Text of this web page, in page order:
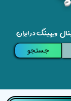
ویپینگ در ایران
جستجو